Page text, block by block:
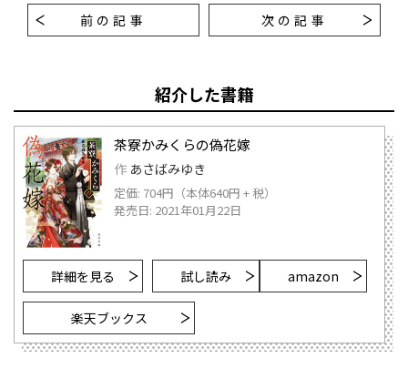
前の記事 次の記事
紹介した書籍
茶寮かみくらの偽花嫁
作 あさばみゆき
定価: 704円（本体640円 + 税）
発売日: 2021年01月22日
詳細を見る 試し読み amazon
楽天ブックス